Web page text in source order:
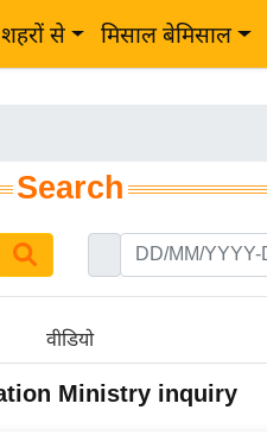
शहरों से मिसाल बेमिसाल
Search
वीडियो
Ministry inquiry